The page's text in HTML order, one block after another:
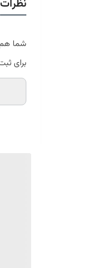
موجود در سایز بندی : 4
ابعاد 6 متری : 200*300 سانتیمتر
ابعاد 9 متری : 250*350 سانتیمتر
ابعاد 12 متری : 300*400 سانتیمتر
ارسال
نظرات
شما هم
برای